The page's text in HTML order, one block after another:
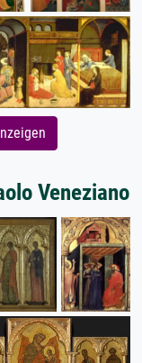
Veneziano